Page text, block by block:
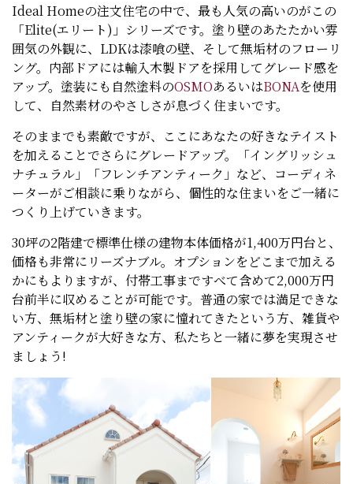
Ideal Homeの注文住宅の中で、最も人気の高いのがこの
「Elite(エリート)」シリーズです。塗り壁のあたたかい雰
囲気の外観に、LDKは漆喰の壁、そして無垢材のフローリ
ング。内部ドアには輸入木製ドアを採用してグレード感を
アップ。塗装にも自然塗料のOSMOあるいはBONAを使用
して、自然素材のやさしさが息づく住まいです。
そのままでも素敵ですが、ここにあなたの好きなテイスト
を加えることでさらにグレードアップ。「イングリッシュ
ナチュラル」「フレンチアンティーク」など、コーディネ
ーターがご相談に乗りながら、個性的な住まいをご一緒に
つくり上げていきます。
30坪の2階建で標準仕様の建物本体価格が1,400万円台と、
価格も非常にリーズナブル。オプションをどこまで加える
かにもよりますが、付帯工事まですべて含めて2,000万円
台前半に収めることが可能です。普通の家では満足できな
い方、無垢材と塗り壁の家に憧れてきたという方、雑貨や
アンティークが大好きな方、私たちと一緒に夢を実現させ
ましょう!